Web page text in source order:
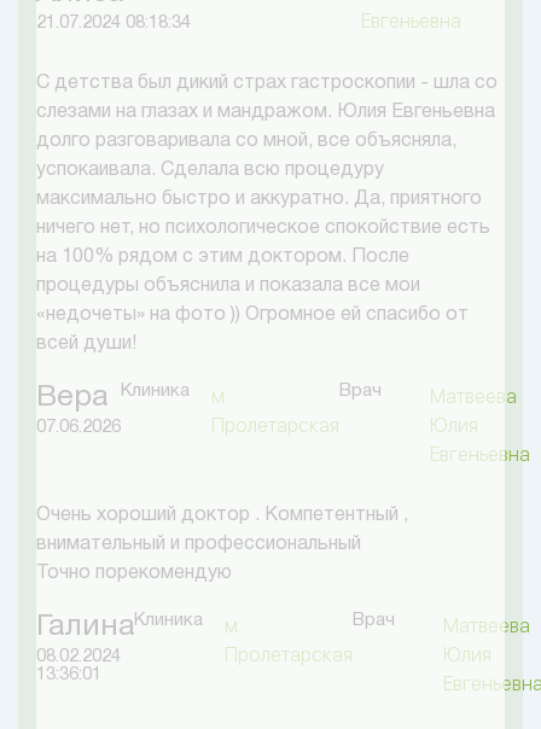
21.07.2024 08:18:34
Евгеньевна
С детства был дикий страх гастроскопии - шла со
слезами на глазах и мандражом. Юлия Евгеньевна
долго разговаривала со мной, все объясняла,
успокаивала. Сделала всю процедуру
максимально быстро и аккуратно. Да, приятного
ничего нет, но психологическое спокойствие есть
на 100% рядом с этим доктором. После
процедуры объяснила и показала все мои
«недочеты» на фото )) Огромное ей спасибо от
всей души!
Вера
07.06.2026
Клиника
м.
Пролетарская
Врач
Матвеева
Юлия
Евгеньевна
Очень хороший доктор . Компетентный ,
внимательный и профессиональный
Точно порекомендую
Галина
08.02.2024
13:36:01
Клиника
м.
Пролетарская
Врач
Матвеева
Юлия